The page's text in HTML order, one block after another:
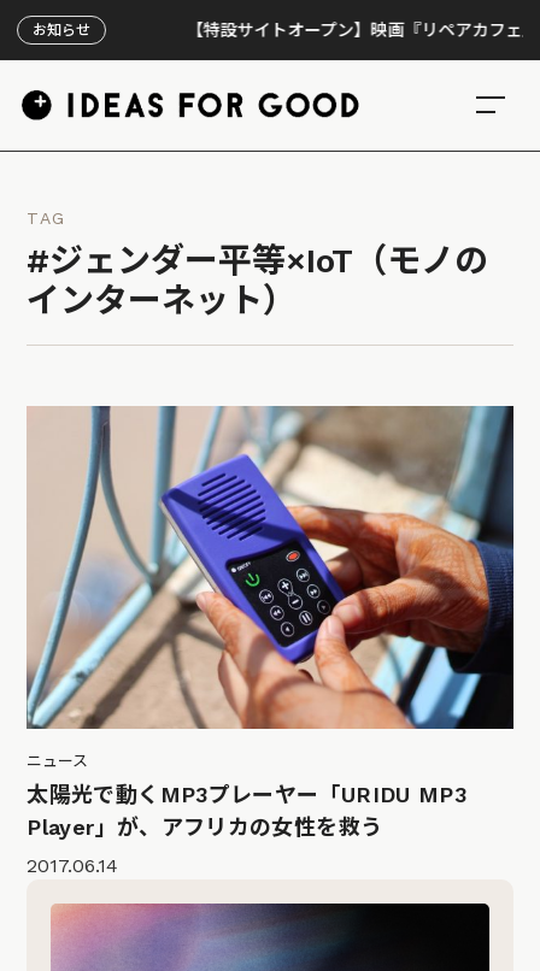
お知らせ 【特設サイトオープン】映画『リペアカフェ』、上
TAG
#ジェンダー平等×IoT（モノの
インターネット）
ニュース
太陽光で動くMP3プレーヤー「URIDU MP3
Player」が、アフリカの女性を救う
2017.06.14